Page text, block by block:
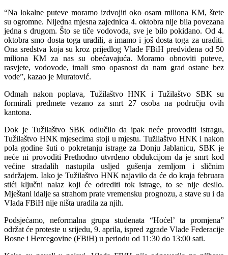
“Na lokalne puteve moramo izdvojiti oko osam miliona KM, štete
su ogromne. Nijedna mjesna zajednica 4. oktobra nije bila povezana
jedna s drugom. Što se tiče vodovoda, sve je bilo pokidano. Od 4.
oktobra smo dosta toga uradili, a imamo i još dosta toga za uraditi.
Ona sredstva koja su kroz prijedlog Vlade FBiH predviđena od 50
miliona KM za nas su obećavajuća. Moramo obnoviti puteve,
rasvjete, vodovode, imali smo opasnost da nam grad ostane bez
vode”, kazao je Muratović.
Odmah nakon poplava, Tužilaštvo HNK i Tužilaštvo SBK su
formirali predmete vezano za smrt 27 osoba na području ovih
kantona.
Dok je Tužilaštvo SBK odlučilo da ipak neće provoditi istragu,
Tužilaštvo HNK mjesecima stoji u mjestu. Tužilaštvo HNK i nakon
pola godine šuti o pokretanju istrage za Donju Jablanicu, SBK je
neće ni provoditi Prethodno utvrđeno obdukcijom da je smrt kod
većine stradalih nastupila usljed gušenja zemljom i sličnim
sadržajem. Iako je Tužilaštvo HNK najavilo da će do kraja februara
stići ključni nalaz koji će odrediti tok istrage, to se nije desilo.
Mještani idalje sa strahom prate vremensku prognozu, a stave su i da
Vlada FBiH nije ništa uradila za njih.
Podsjećamo, neformalna grupa studenata “Hoćel’ ta promjena”
održat će proteste u srijedu, 9. aprila, ispred zgrade Vlade Federacije
Bosne i Hercegovine (FBiH) u periodu od 11:30 do 13:00 sati.